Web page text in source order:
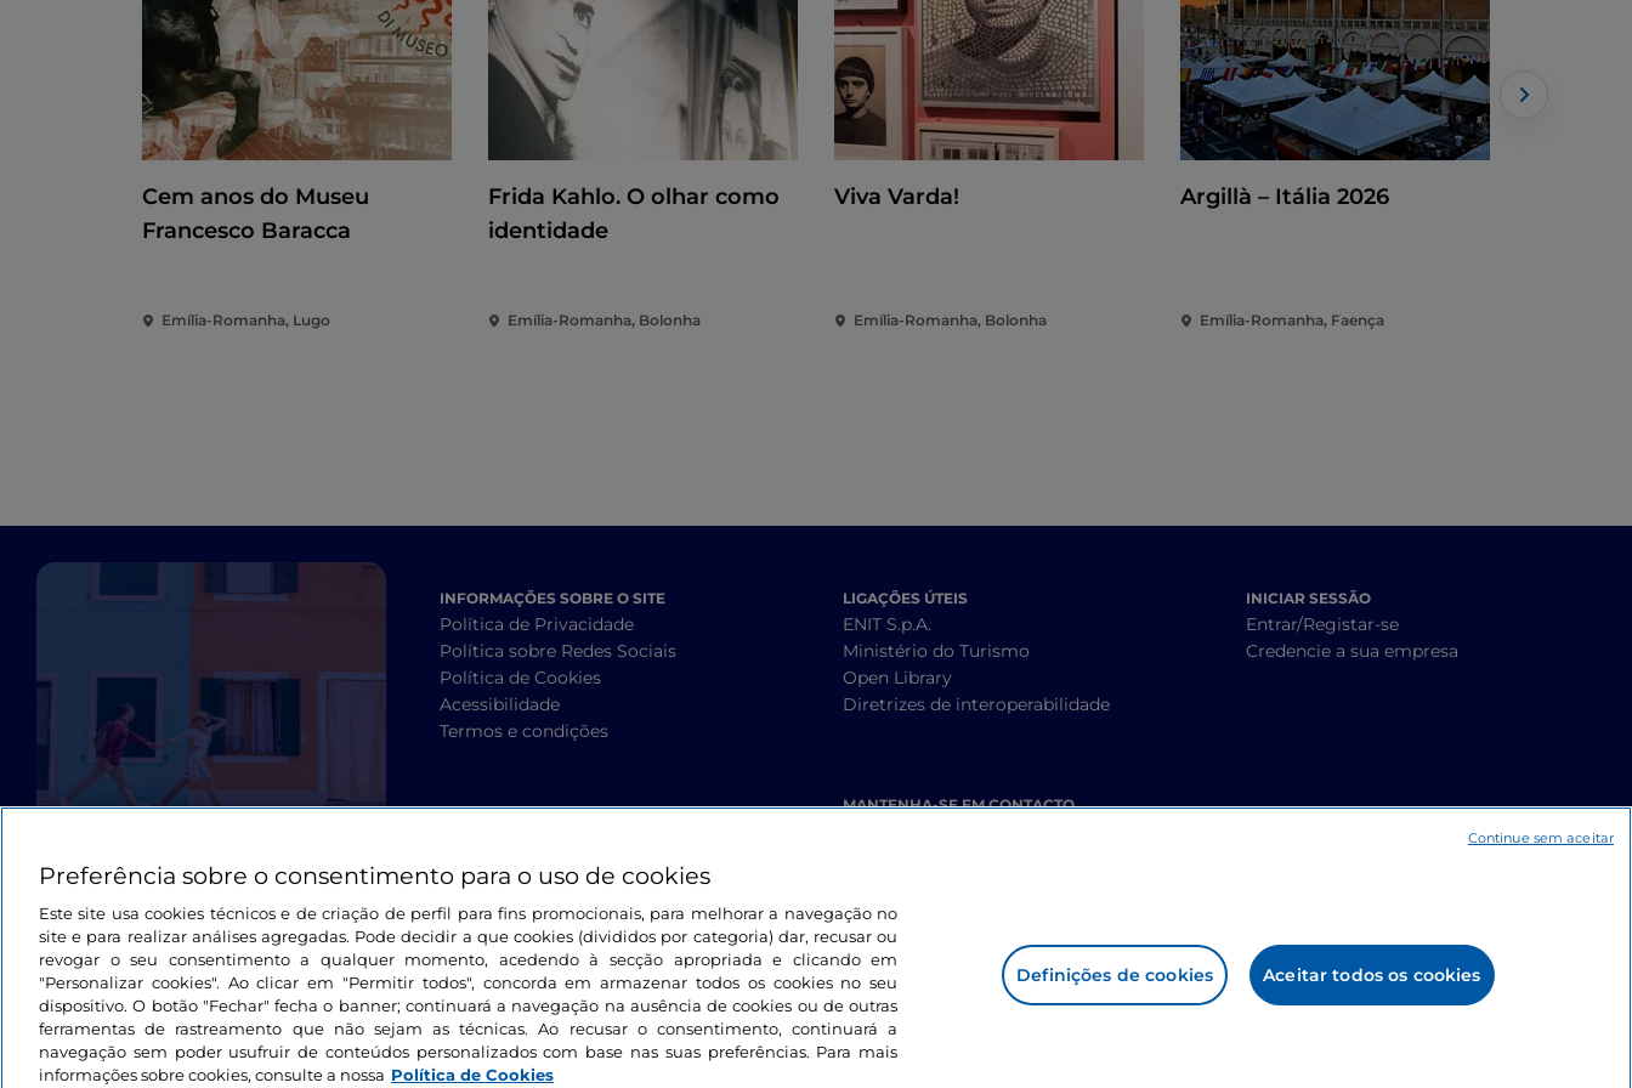
Cem anos do Museu
Francesco Baracca
Emília-Romanha, Lugo
Frida Kahlo. O olhar como
identidade
Emília-Romanha, Bolonha
Viva Varda!
Emília-Romanha, Bolonha
Argillà – Itália 2026
Emília-Romanha, Faença
INFORMAÇÕES SOBRE O SITE
Política de Privacidade
Política sobre Redes Sociais
Política de Cookies
Acessibilidade
Termos e condições
LIGAÇÕES ÚTEIS
ENIT S.p.A.
Ministério do Turismo
Open Library
Diretrizes de interoperabilidade
MANTENHA-SE EM CONTACTO
INICIAR SESSÃO
Entrar/Registar-se
Credencie a sua empresa
Preferência sobre o consentimento para o uso de cookies
Este site usa cookies técnicos e de criação de perfil para fins promocionais, para melhorar a navegação no
site e para realizar análises agregadas. Pode decidir a que cookies (divididos por categoria) dar, recusar ou
revogar o seu consentimento a qualquer momento, acedendo à secção apropriada e clicando em
"Personalizar cookies". Ao clicar em "Permitir todos", concorda em armazenar todos os cookies no seu
dispositivo. O botão "Fechar" fecha o banner; continuará a navegação na ausência de cookies ou de outras
ferramentas de rastreamento que não sejam as técnicas. Ao recusar o consentimento, continuará a
navegação sem poder usufruir de conteúdos personalizados com base nas suas preferências. Para mais
informações sobre cookies, consulte a nossa Política de Cookies
Definições de cookies Aceitar todos os cookies
Continue sem aceitar